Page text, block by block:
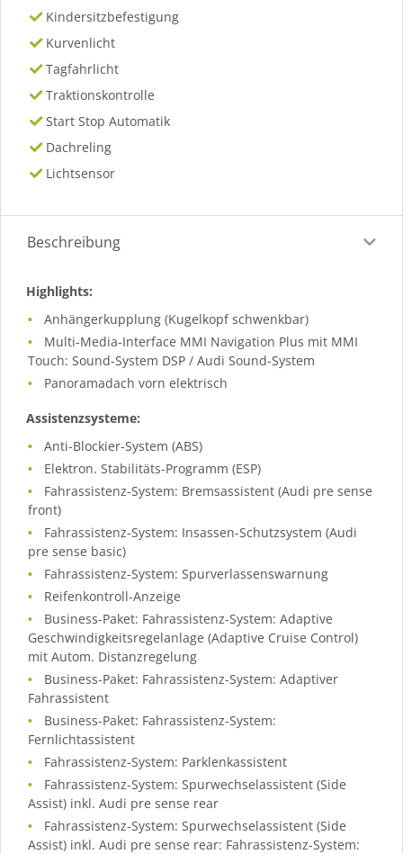
Kindersitzbefestigung
Kurvenlicht
Tagfahrlicht
Traktionskontrolle
Start Stop Automatik
Dachreling
Lichtsensor
Beschreibung
Highlights:
Anhängerkupplung (Kugelkopf schwenkbar)
Multi-Media-Interface MMI Navigation Plus mit MMI
Touch: Sound-System DSP / Audi Sound-System
Panoramadach vorn elektrisch
Assistenzsysteme:
Anti-Blockier-System (ABS)
Elektron. Stabilitäts-Programm (ESP)
Fahrassistenz-System: Bremsassistent (Audi pre sense
front)
Fahrassistenz-System: Insassen-Schutzsystem (Audi
pre sense basic)
Fahrassistenz-System: Spurverlassenswarnung
Reifenkontroll-Anzeige
Business-Paket: Fahrassistenz-System: Adaptive
Geschwindigkeitsregelanlage (Adaptive Cruise Control)
mit Autom. Distanzregelung
Business-Paket: Fahrassistenz-System: Adaptiver
Fahrassistent
Business-Paket: Fahrassistenz-System:
Fernlichtassistent
Fahrassistenz-System: Parklenkassistent
Fahrassistenz-System: Spurwechselassistent (Side
Assist) inkl. Audi pre sense rear
Fahrassistenz-System: Spurwechselassistent (Side
Assist) inkl. Audi pre sense rear: Fahrassistenz-System: